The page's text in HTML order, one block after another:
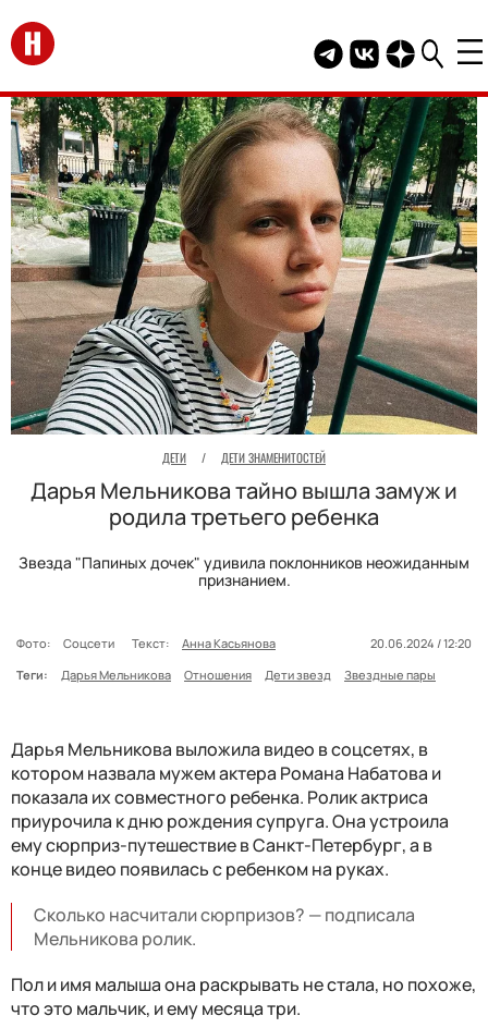
Перейти на главную
Telegram канал
Группа HELLO
Канал
ДЕТИ / ДЕТИ ЗНАМЕНИТОСТЕЙ
Дарья Мельникова тайно вышла замуж и
родила третьего ребенка
Звезда "Папиных дочек" удивила поклонников неожиданным
признанием.
Фото: Соцсети Текст: Анна Касьянова
20.06.2024 / 12:20
Теги:
Дарья Мельникова Отношения Дети звезд Звездные пары
Дарья Мельникова выложила видео в соцсетях, в
котором назвала мужем актера Романа Набатова и
показала их совместного ребенка. Ролик актриса
приурочила к дню рождения супруга. Она устроила
ему сюрприз-путешествие в Санкт-Петербург, а в
конце видео появилась с ребенком на руках.
Сколько насчитали сюрпризов? — подписала
Мельникова ролик.
Пол и имя малыша она раскрывать не стала, но похоже,
что это мальчик, и ему месяца три.